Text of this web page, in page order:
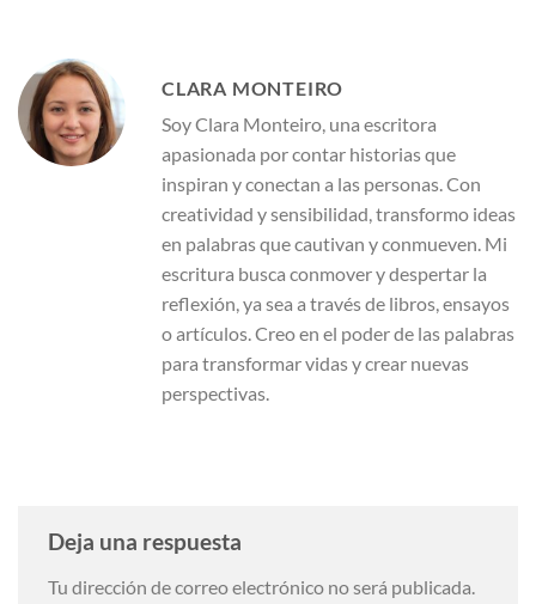
CLARA MONTEIRO
Soy Clara Monteiro, una escritora
apasionada por contar historias que
inspiran y conectan a las personas. Con
creatividad y sensibilidad, transformo ideas
en palabras que cautivan y conmueven. Mi
escritura busca conmover y despertar la
reflexión, ya sea a través de libros, ensayos
o artículos. Creo en el poder de las palabras
para transformar vidas y crear nuevas
perspectivas.
Deja una respuesta
Tu dirección de correo electrónico no será publicada.